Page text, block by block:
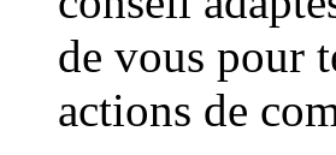
de vous pour
actions de